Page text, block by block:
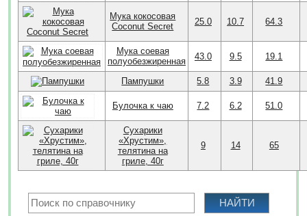
Мука кокосовая
Coconut Secret
25.0 10.7 64.3
Мука соевая
полуобезжиренная
43.0 9.5 19.1
Пампушки 5.8 3.9 41.9
Булочка к чаю 7.2 6.2 51.0
Сухарики
«Хрустим»,
телятина на
гриле, 40г
9 14 65
НАЙТИ